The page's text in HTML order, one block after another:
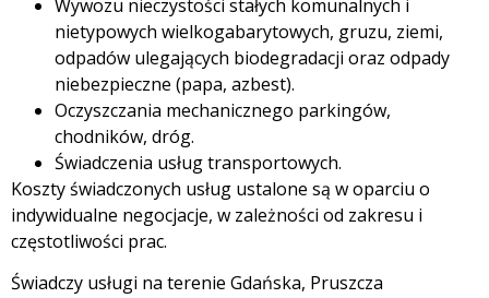
Wywozu nieczystości stałych komunalnych i
nietypowych wielkogabarytowych, gruzu, ziemi,
odpadów ulegających biodegradacji oraz odpady
niebezpieczne (papa, azbest).
Oczyszczania mechanicznego parkingów,
chodników, dróg.
Świadczenia usług transportowych.
Koszty świadczonych usług ustalone są w oparciu o
indywidualne negocjacje, w zależności od zakresu i
częstotliwości prac.
Świadczy usługi na terenie Gdańska, Pruszcza